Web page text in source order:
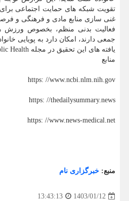
تقویت شبکه های حمایت اجتماعی
غنی سازی منابع مادی و فرهنگی و
فعالیت بدنی منظم، بخصوص ورزش
جمعی دارند، امکان دارد به پویایی
یافته های این تحقیق در مجله BMC Public Health انتشار یافته است.
منابع
https: //www.ncbi.nlm.nih.gov
https: //thedailysummary.news
https: //www.news-medical.net
منبع: خبرگزاری نام
1403/01/12
13:43:13